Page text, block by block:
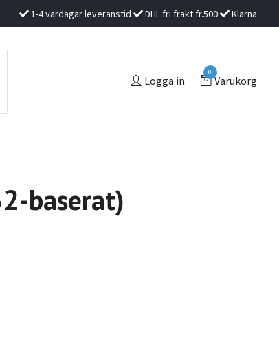
1-4 vardagar leveranstid DHL fri frakt fr.500 Klarna
Logga in
0
Varukorg
baserat)